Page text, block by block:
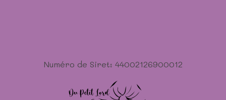
Numéro de Siret: 44002126900012